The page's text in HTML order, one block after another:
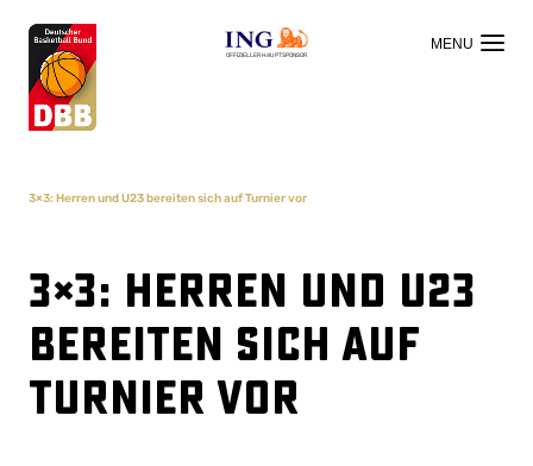
OFFIZIELLER HAUPTSPONSOR
3×3: Herren und U23 bereiten sich auf Turnier vor
3×3: Herren und U23
bereiten sich auf
Turnier vor